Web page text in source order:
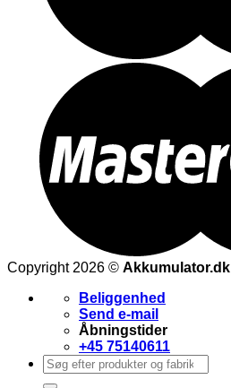
Copyright 2026 © Akkumulator.dk
Beliggenhed
Send e-mail
Åbningstider
+45 75140611
Søg
efter: